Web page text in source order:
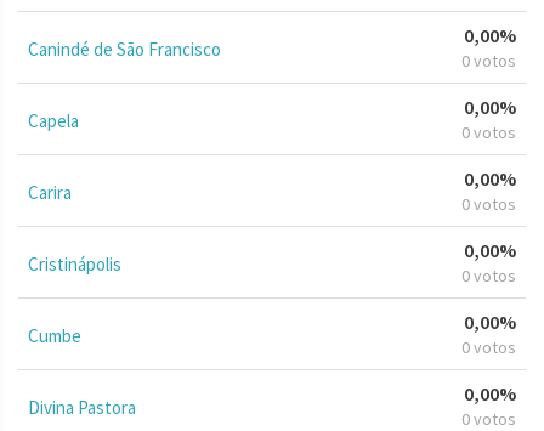
Canindé de São Francisco
0,00%
0 votos
Capela
0,00%
0 votos
Carira
0,00%
0 votos
Cristinápolis
0,00%
0 votos
Cumbe
0,00%
0 votos
Divina Pastora
0,00%
0 votos